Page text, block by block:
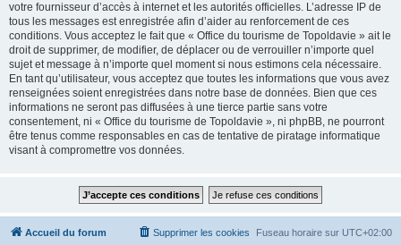
votre fournisseur d’accès à internet et les autorités officielles. L’adresse IP de
tous les messages est enregistrée afin d’aider au renforcement de ces
conditions. Vous acceptez le fait que « Office du tourisme de Topoldavie » ait le
droit de supprimer, de modifier, de déplacer ou de verrouiller n’importe quel
sujet et message à n’importe quel moment si nous estimons cela nécessaire.
En tant qu’utilisateur, vous acceptez que toutes les informations que vous avez
renseignées soient enregistrées dans notre base de données. Bien que ces
informations ne seront pas diffusées à une tierce partie sans votre
consentement, ni « Office du tourisme de Topoldavie », ni phpBB, ne pourront
être tenus comme responsables en cas de tentative de piratage informatique
visant à compromettre vos données.
Accueil du forum Fuseau horaire sur UTC+02:00
Supprimer les cookies